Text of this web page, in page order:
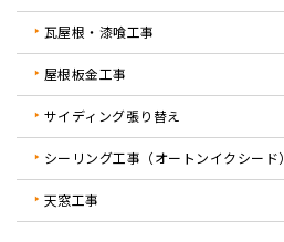
瓦屋根・漆喰工事
屋根板金工事
サイディング張り替え
シーリング工事（オートンイクシード）
天窓工事